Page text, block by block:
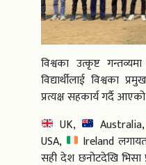
विश्वका उत्कृष्ट
विद्यार्थीलाई विश्वका
प्रत्यक्ष सहकार्य गर्दै
UK,
Australia,
USA,
Ireland
सही देश छनोटदेखि भिसा